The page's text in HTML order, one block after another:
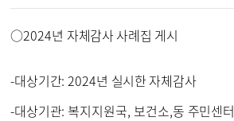
○2024년 자체감사 사례집 게시
-대상기간: 2024년 실시한 자체감사
-대상기관: 복지지원국, 보건소,동 주민센터